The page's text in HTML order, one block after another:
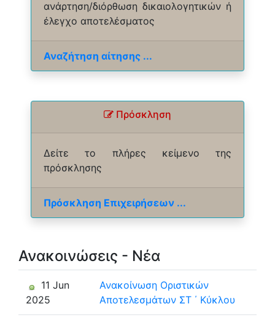
ανάρτηση/διόρθωση δικαιολογητικών ή
έλεγχο αποτελέσματος
Αναζήτηση αίτησης ...
Πρόσκληση
Δείτε το πλήρες κείμενο της
πρόσκλησης
Πρόσκληση Επιχειρήσεων ...
Ανακοινώσεις - Νέα
11 Jun
2025
Ανακοίνωση Οριστικών
Αποτελεσμάτων ΣΤ ΄ Κύκλου